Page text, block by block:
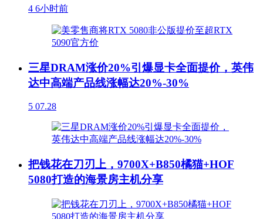
4 6小时前
三星DRAM涨价20%引爆显卡全面提价，英伟
达中高端产品线涨幅达20%-30%
5 07.28
把钱花在刀刃上，9700X+B850橘猫+HOF
5080打造的海景房主机分享